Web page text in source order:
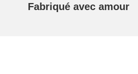
Fabriqué avec amour